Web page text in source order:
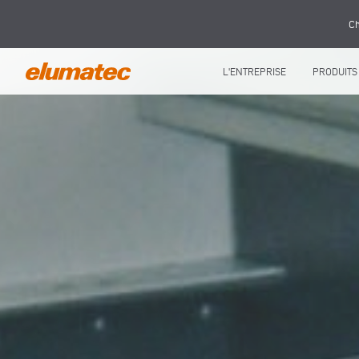
L'ENTREPRISE PRODUITS